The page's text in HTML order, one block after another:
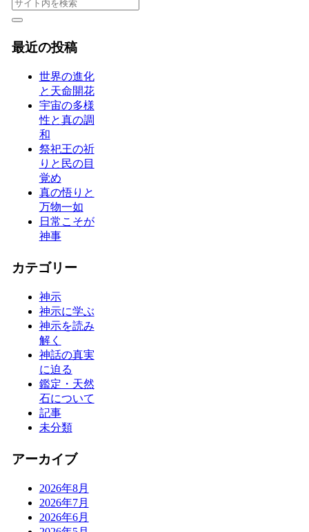
最近の投稿
世界の進化
と天命開花
宇宙の多様
性と真の調
和
祭祀王の祈
りと民の目
覚め
真の悟りと
万物一如
日常こそが
神事
カテゴリー
神示
神示に学ぶ
神示を読み
解く
神話の真実
に迫る
鑑定・天然
石について
記事
未分類
アーカイブ
2026年8月
2026年7月
2026年6月